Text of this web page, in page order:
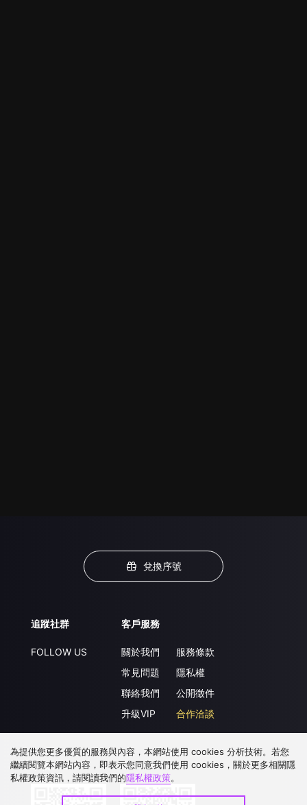
兌換序號
追蹤社群
FOLLOW US
客戶服務
關於我們
常見問題
聯絡我們
升級VIP
服務條款
隱私權
公開徵件
合作洽談
下載 APP
為提供您更多優質的服務與內容，本網站使用 cookies 分析技術。若您
繼續閱覽本網站內容，即表示您同意我們使用 cookies，關於更多相關隱
私權政策資訊，請閱讀我們的隱私權政策。